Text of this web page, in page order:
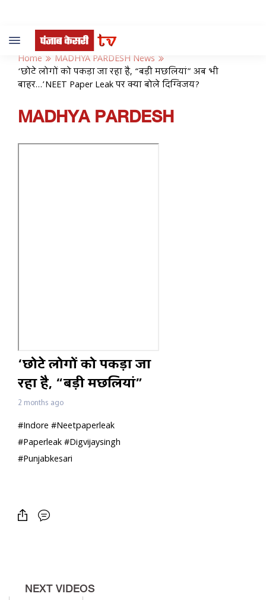
Toggle
navigation
Home
MADHYA PARDESH News
‘छोटे लोगों को पकड़ा जा रहा है, “बड़ी मछलियां” अब भी
बाहर…’NEET Paper Leak पर क्या बोले दिग्विजय?
MADHYA PARDESH
‘छोटे लोगों को पकड़ा जा
रहा है, “बड़ी मछलियां”
अब भी बाहर…’NEET
Paper Leak पर क्या बोले
दिग्विजय?
2 months ago
#Indore #Neetpaperleak
#Paperleak #Digvijaysingh
#Punjabkesari
NEXT VIDEOS